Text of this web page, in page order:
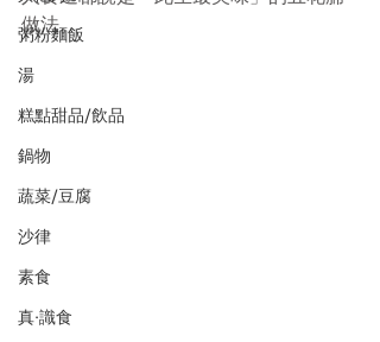
粥粉麵飯
湯
糕點甜品/飲品
鍋物
蔬菜/豆腐
沙律
素食
真·識食
做法。